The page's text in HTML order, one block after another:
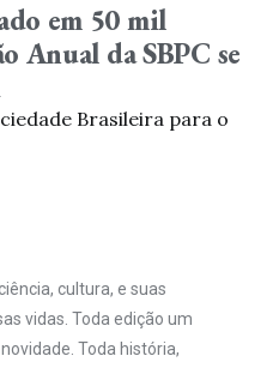
em 50 mil
Anual da SBPC se
Brasileira para o
cultura, e suas
vidas. Toda edição um
Toda história,